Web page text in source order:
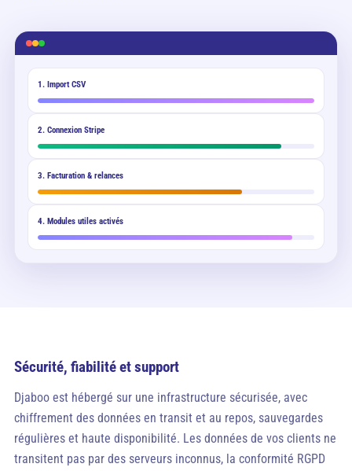
1. Import CSV
2. Connexion Stripe
3. Facturation & relances
4. Modules utiles activés
Sécurité, fiabilité et support
Djaboo est hébergé sur une infrastructure sécurisée, avec
chiffrement des données en transit et au repos, sauvegardes
régulières et haute disponibilité. Les données de vos clients ne
transitent pas par des serveurs inconnus, la conformité RGPD